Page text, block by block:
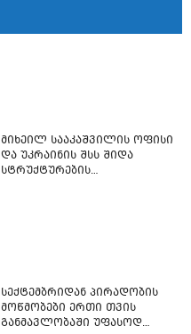
მიხეილ სააკაშვილის ოფისი
და უკრაინის შსს შიდა
სტრუქტურების
სექტემბრიდან პირადობის
მოწმობები ერთი თვის
განმავლობაში უფასოდ